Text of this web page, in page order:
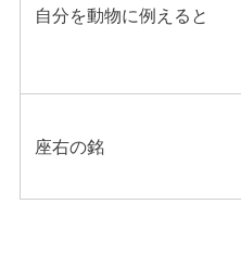
自分を動物に例えると
座右の銘